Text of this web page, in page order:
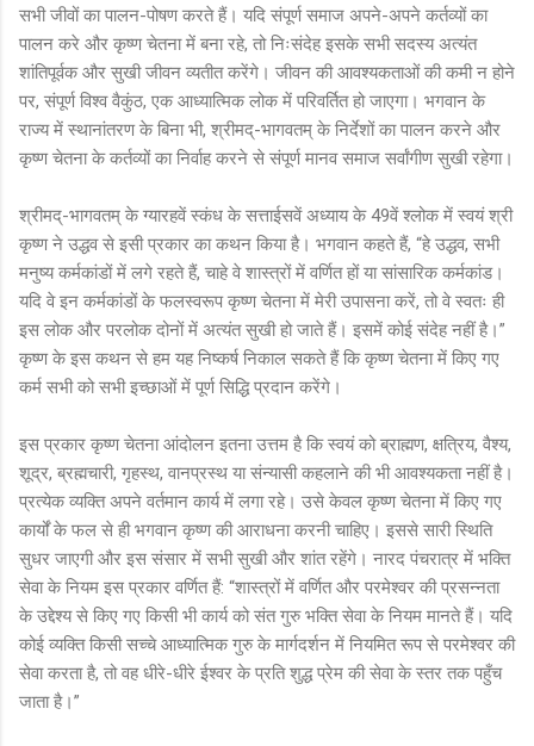
सभी जीवों का पालन-पोषण करते हैं। यदि संपूर्ण समाज अपने-अपने कर्तव्यों का
पालन करे और कृष्ण चेतना में बना रहे, तो निःसंदेह इसके सभी सदस्य अत्यंत
शांतिपूर्वक और सुखी जीवन व्यतीत करेंगे। जीवन की आवश्यकताओं की कमी न होने
पर, संपूर्ण विश्व वैकुंठ, एक आध्यात्मिक लोक में परिवर्तित हो जाएगा। भगवान के
राज्य में स्थानांतरण के बिना भी, श्रीमद्-भागवतम् के निर्देशों का पालन करने और
कृष्ण चेतना के कर्तव्यों का निर्वाह करने से संपूर्ण मानव समाज सर्वांगीण सुखी रहेगा।
श्रीमद्-भागवतम् के ग्यारहवें स्कंध के सत्ताईसवें अध्याय के 49वें श्लोक में स्वयं श्री
कृष्ण ने उद्धव से इसी प्रकार का कथन किया है। भगवान कहते हैं, “हे उद्धव, सभी
मनुष्य कर्मकांडों में लगे रहते हैं, चाहे वे शास्त्रों में वर्णित हों या सांसारिक कर्मकांड।
यदि वे इन कर्मकांडों के फलस्वरूप कृष्ण चेतना में मेरी उपासना करें, तो वे स्वतः ही
इस लोक और परलोक दोनों में अत्यंत सुखी हो जाते हैं। इसमें कोई संदेह नहीं है।”
कृष्ण के इस कथन से हम यह निष्कर्ष निकाल सकते हैं कि कृष्ण चेतना में किए गए
कर्म सभी को सभी इच्छाओं में पूर्ण सिद्धि प्रदान करेंगे।
इस प्रकार कृष्ण चेतना आंदोलन इतना उत्तम है कि स्वयं को ब्राह्मण, क्षत्रिय, वैश्य,
शूद्र, ब्रह्मचारी, गृहस्थ, वानप्रस्थ या संन्यासी कहलाने की भी आवश्यकता नहीं है।
प्रत्येक व्यक्ति अपने वर्तमान कार्य में लगा रहे। उसे केवल कृष्ण चेतना में किए गए
कार्यों के फल से ही भगवान कृष्ण की आराधना करनी चाहिए। इससे सारी स्थिति
सुधर जाएगी और इस संसार में सभी सुखी और शांत रहेंगे। नारद पंचरात्र में भक्ति
सेवा के नियम इस प्रकार वर्णित हैं: “शास्त्रों में वर्णित और परमेश्वर की प्रसन्नता
के उद्देश्य से किए गए किसी भी कार्य को संत गुरु भक्ति सेवा के नियम मानते हैं। यदि
कोई व्यक्ति किसी सच्चे आध्यात्मिक गुरु के मार्गदर्शन में नियमित रूप से परमेश्वर की
सेवा करता है, तो वह धीरे-धीरे ईश्वर के प्रति शुद्ध प्रेम की सेवा के स्तर तक पहुँच
जाता है।”